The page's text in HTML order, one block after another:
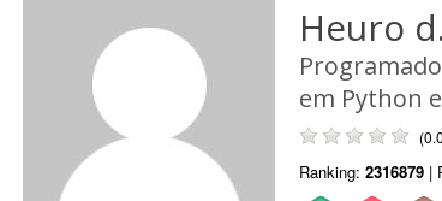
Heuro d.
em Python
Ranking: 2316879 |